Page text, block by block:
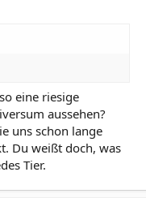
eine riesige
aussehen?
uns schon lange
Du weißt doch, was
Tier.